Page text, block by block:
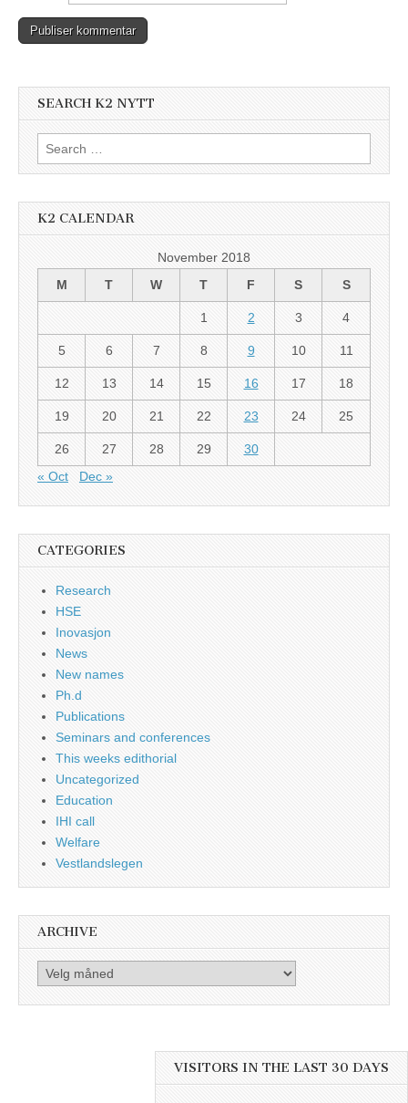
SEARCH K2 NYTT
Search
for:
K2 CALENDAR
November 2018
M
T W T F S S
1 2 3 4
5 6 7 8 9 10 11
12 13 14 15 16 17 18
19 20 21 22 23 24 25
26 27 28 29
30
« Oct
Dec »
CATEGORIES
Research
HSE
Inovasjon
News
New names
Ph.d
Publications
Seminars and conferences
This weeks edithorial
Uncategorized
Education
IHI call
Welfare
Vestlandslegen
ARCHIVE
Archive
VISITORS IN THE LAST 30 DAYS